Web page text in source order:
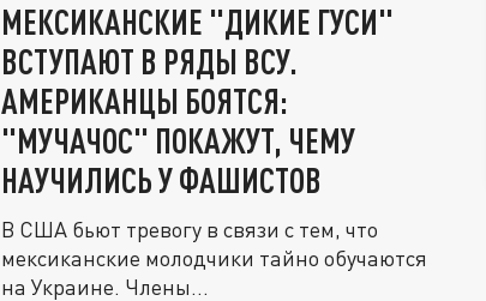
МЕКСИКАНСКИЕ "ДИКИЕ ГУСИ"
ВСТУПАЮТ В РЯДЫ ВСУ.
АМЕРИКАНЦЫ БОЯТСЯ:
"МУЧАЧОС" ПОКАЖУТ, ЧЕМУ
НАУЧИЛИСЬ У ФАШИСТОВ
В США бьют тревогу в связи с тем, что
мексиканские молодчики тайно обучаются
на Украине. Члены...